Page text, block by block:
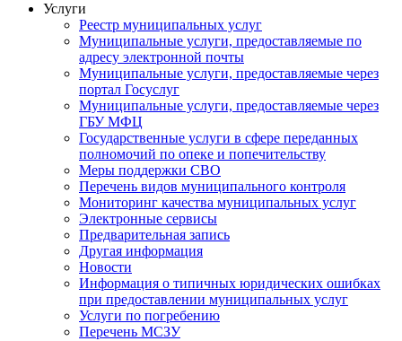
Услуги
Реестр муниципальных услуг
Муниципальные услуги, предоставляемые по
адресу электронной почты
Муниципальные услуги, предоставляемые через
портал Госуслуг
Муниципальные услуги, предоставляемые через
ГБУ МФЦ
Государственные услуги в сфере переданных
полномочий по опеке и попечительству
Меры поддержки СВО
Перечень видов муниципального контроля
Мониторинг качества муниципальных услуг
Электронные сервисы
Предварительная запись
Другая информация
Новости
Информация о типичных юридических ошибках
при предоставлении муниципальных услуг
Услуги по погребению
Перечень МСЗУ